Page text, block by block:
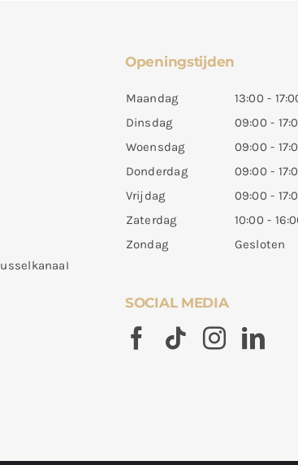
Openingstijden
Maandag
13:00 -
Dinsdag
09:00 -
Woensdag
09:00 -
Donderdag
09:00 -
Vrijdag
09:00 -
Zaterdag
10:00 -
Zondag
Gesloten
SOCIAL MEDIA